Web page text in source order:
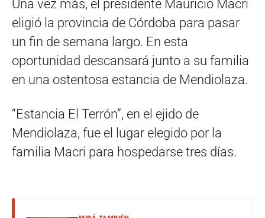
Una vez más, el presidente Mauricio Macri
eligió la provincia de Córdoba para pasar
un fin de semana largo. En esta
oportunidad descansará junto a su familia
en una ostentosa estancia de Mendiolaza.
“Estancia El Terrón”, en el ejido de
Mendiolaza, fue el lugar elegido por la
familia Macri para hospedarse tres días.